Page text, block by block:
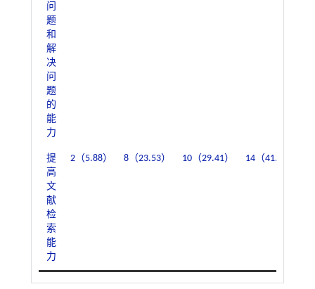
问
题
和
解
决
问
题
的
能
力
提
高
文
献
检
索
能
力
2（5.88） 8（23.53） 10（29.41） 14（41.18）